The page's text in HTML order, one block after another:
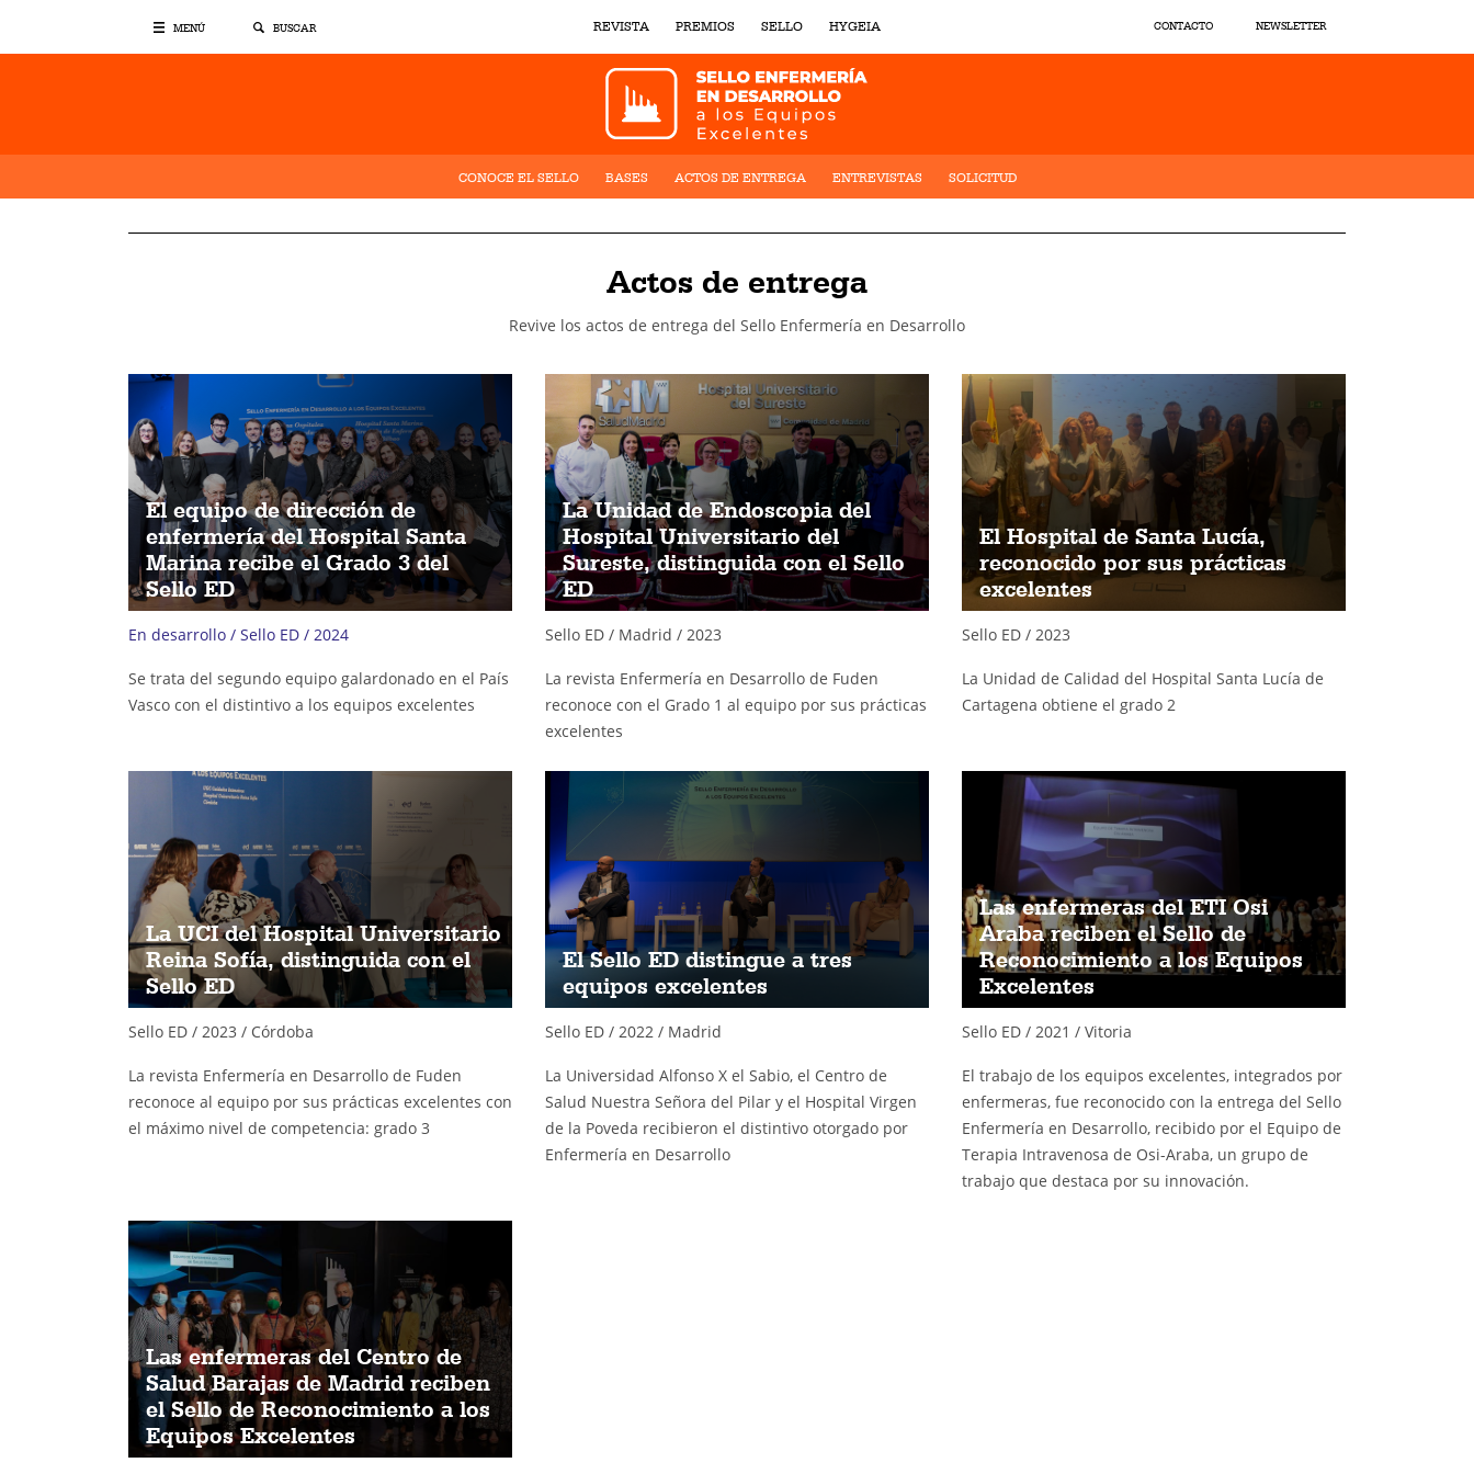
MENÚ BUSCAR REVISTA PREMIOS SELLO HYGEIA CONTACTO NEWSLETTER
CONOCE EL SELLO BASES ACTOS DE ENTREGA ENTREVISTAS SOLICITUD
Actos de entrega
Revive los actos de entrega del Sello Enfermería en Desarrollo
El equipo de dirección de
enfermería del Hospital Santa
Marina recibe el Grado 3 del
Sello ED
En desarrollo / Sello ED / 2024
Se trata del segundo equipo galardonado en el País
Vasco con el distintivo a los equipos excelentes
La Unidad de Endoscopia del
Hospital Universitario del
Sureste, distinguida con el Sello
ED
Sello ED / Madrid / 2023
La revista Enfermería en Desarrollo de Fuden
reconoce con el Grado 1 al equipo por sus prácticas
excelentes
El Hospital de Santa Lucía,
reconocido por sus prácticas
excelentes
Sello ED / 2023
La Unidad de Calidad del Hospital Santa Lucía de
Cartagena obtiene el grado 2
La UCI del Hospital Universitario
Reina Sofía, distinguida con el
Sello ED
Sello ED / 2023 / Córdoba
La revista Enfermería en Desarrollo de Fuden
reconoce al equipo por sus prácticas excelentes con
el máximo nivel de competencia: grado 3
El Sello ED distingue a tres
equipos excelentes
Sello ED / 2022 / Madrid
La Universidad Alfonso X el Sabio, el Centro de
Salud Nuestra Señora del Pilar y el Hospital Virgen
de la Poveda recibieron el distintivo otorgado por
Enfermería en Desarrollo
Las enfermeras del ETI Osi
Araba reciben el Sello de
Reconocimiento a los Equipos
Excelentes
Sello ED / 2021 / Vitoria
El trabajo de los equipos excelentes, integrados por
enfermeras, fue reconocido con la entrega del Sello
Enfermería en Desarrollo, recibido por el Equipo de
Terapia Intravenosa de Osi-Araba, un grupo de
trabajo que destaca por su innovación.
Las enfermeras del Centro de
Salud Barajas de Madrid reciben
el Sello de Reconocimiento a los
Equipos Excelentes